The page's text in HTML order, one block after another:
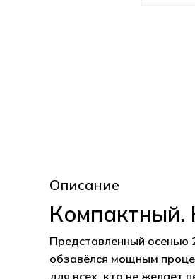
Описание
Компактный.
Представленный осенью
обзавёлся мощным
для всех, кто не желает